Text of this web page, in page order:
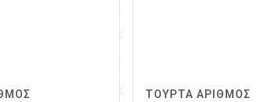
ΤΟΥΡΤΑ ΑΡΙΘΜΟΣ